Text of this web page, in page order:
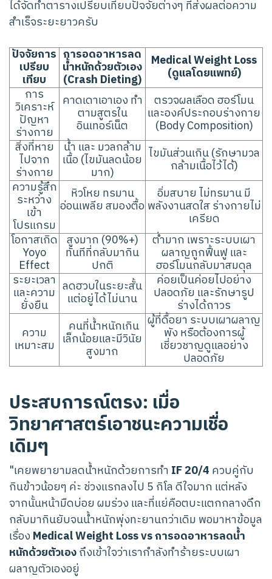
ได้จัดทำตารางเปรียบเทียบปัจจัยต่างๆ ที่ส่งผลต่อความ
สำเร็จระยะยาวครับ
ปัจจัยการ
เปรียบ
เทียบ
การอดอาหารลด
น้ำหนักด้วยตัวเอง
(Crash Dieting)
Medical Weight Loss
(ดูแลโดยแพทย์)
การ
วิเคราะห์
ปัญหา
ร่างกาย
คาดเดาเอาเอง ทำ
ตามสูตรใน
อินเทอร์เน็ต
ตรวจผลเลือด ฮอร์โมน
และองค์ประกอบร่างกาย
(Body Composition)
สิ่งที่หาย
ไปจาก
ร่างกาย
น้ำ และ มวลกล้าม
เนื้อ (ไขมันลดน้อย
มาก)
ไขมันส่วนเกิน (รักษามวล
กล้ามเนื้อไว้ได้)
ความรู้สึก
ระหว่าง
เข้า
โปรแกรม
หิวโหย ทรมาน
อ่อนเพลีย สมองตื้อ
อิ่มสบาย ไม่ทรมาน มี
พลังงานสดใส ร่างกายไม่
เครียด
โอกาสเกิด
Yoyo
Effect
สูงมาก (90%+)
ทันทีที่กลับมากิน
ปกติ
ต่ำมาก เพราะระบบเผา
ผลาญถูกฟื้นฟู และ
ฮอร์โมนกลับมาสมดุล
ระยะเวลา
และความ
ยั่งยืน
ลดฮวบในระยะสั้น
แต่อยู่ได้ไม่นาน
ค่อยเป็นค่อยไปอย่าง
ปลอดภัย และรักษารูป
ร่างได้ถาวร
ความ
เหมาะสม
คนที่น้ำหนักเกิน
เล็กน้อยและมีวินัย
สูงมาก
ผู้ที่ดื้อยา ระบบเผาผลาญ
พัง หรือต้องการผู้
เชี่ยวชาญดูแลอย่าง
ปลอดภัย
ประสบการณ์ตรง: เมื่อ
วิทยาศาสตร์เอาชนะความเชื่อ
เดิมๆ
"เคยพยายามลดน้ำหนักด้วยการทำ IF 20/4 ควบคู่กับ
กินข้าวน้อยๆ ค่ะ ช่วงแรกลงไป 5 กิโล ดีใจมาก แต่หลัง
จากนั้นหน้ามืดบ่อย ผมร่วง และที่แย่คือตบะแตกกลางดึก
กลับมากินยับจนน้ำหนักพุ่งทะยานกว่าเดิม พอมาหาข้อมูล
เรื่อง Medical Weight Loss vs การอดอาหารลดน้ำ
หนักด้วยตัวเองถึงเข้าใจว่าเรากำลังทำร้ายระบบเผา
ผลาญตัวเองอยู่